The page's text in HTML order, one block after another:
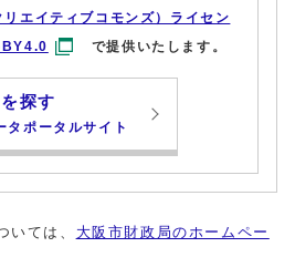
エイティブコモンズ）ライセン
で提供いたします。
探す
タポータルサイト
いては、 大阪市財政局のホームペー